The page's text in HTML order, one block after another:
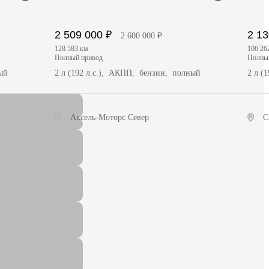
2 509 000 ₽ 2 600 000 ₽
128 583 км
полный привод
2 л (192 л.с.), АКПП, бензин, полный
Аксель-Моторс Север
2
106
2 л